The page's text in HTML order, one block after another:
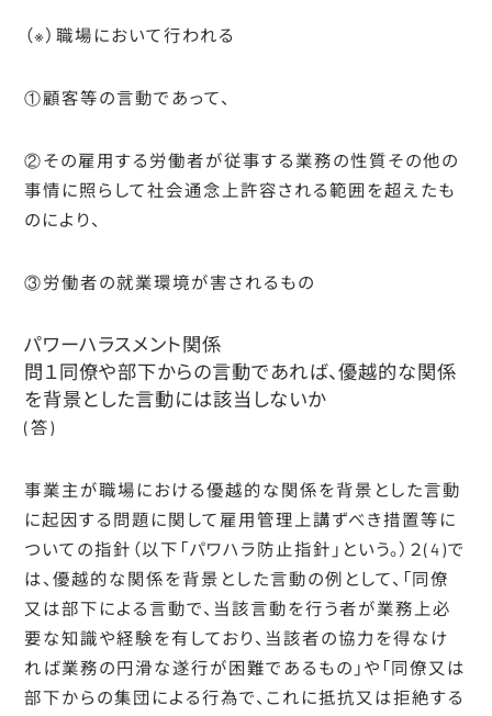
（※）職場において行われる
①顧客等の言動であって、
②その雇用する労働者が従事する業務の性質その他の
事情に照らして社会通念上許容される範囲を超えたも
のにより、
③労働者の就業環境が害されるもの
パワーハラスメント関係
問１同僚や部下からの言動であれば、優越的な関係
を背景とした言動には該当しないか
(答)
事業主が職場における優越的な関係を背景とした言動
に起因する問題に関して雇用管理上講ずべき措置等に
ついての指針（以下「パワハラ防止指針」という。）２(4)で
は、優越的な関係を背景とした言動の例として、「同僚
又は部下による言動で、当該言動を行う者が業務上必
要な知識や経験を有しており、当該者の協力を得なけ
れば業務の円滑な遂行が困難であるもの」や「同僚又は
部下からの集団による行為で、これに抵抗又は拒絶する